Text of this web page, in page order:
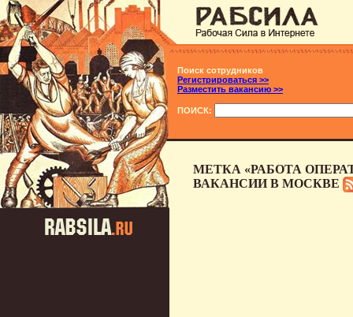
Поиск сотрудников
Регистрироваться >>
Разместить вакансию >>
ПОИСК:
МЕТКА «РАБОТА
ВАКАНСИИ В МОСКВЕ